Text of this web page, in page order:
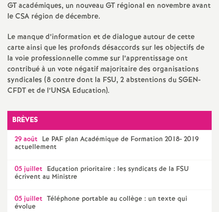
é
O
r
l
é
a
n
GTacadémiques, un nouveauGT régional en novembre avant
leCSA région de décembre.
Le manque d’information et de dialogue autour de cette
carte ainsi que les profonds désaccords sur les objectifs de
la voie professionnelle comme sur l’apprentissage ont
contribué à un vote négatif majoritaire des organisations
syndicales (8 contre dont la FSU, 2 abstentions duSGEN-
CFDTet de l’UNSA Education).
BRÈVES
29 août Le PAF plan Académique de Formation 2018- 2019
actuellement
05 juillet Education prioritaire : les syndicats de la FSU
écrivent au Ministre
05 juillet Téléphone portable au collège : un texte qui
évolue